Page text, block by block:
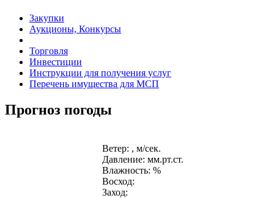
Закупки
Аукционы, Конкурсы
Торговля
Инвестиции
Инструкции для получения услуг
Перечень имущества для МСП
Прогноз погоды
Ветер: , м/сек.
Давление: мм.рт.ст.
Влажность: %
Восход:
Заход: